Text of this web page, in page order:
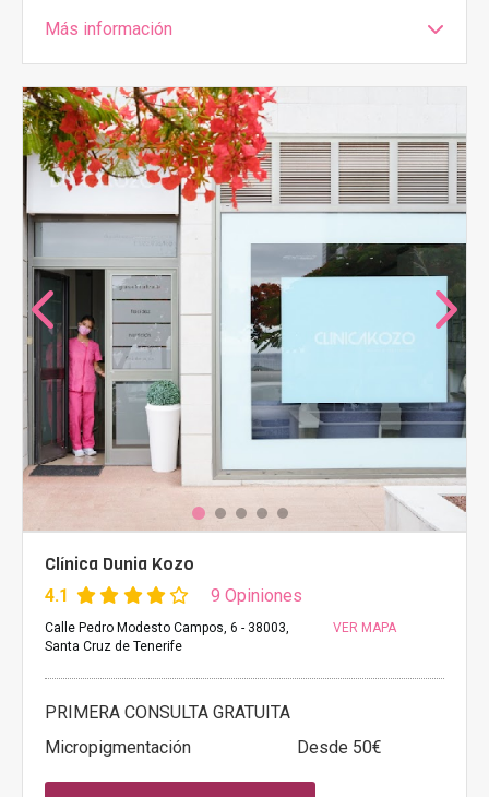
Más información
Clínica Dunia Kozo
4.1 9 Opiniones
Calle Pedro Modesto Campos, 6 - 38003,
Santa Cruz de Tenerife
VER MAPA
PRIMERA CONSULTA GRATUITA
Micropigmentación
Desde 50€